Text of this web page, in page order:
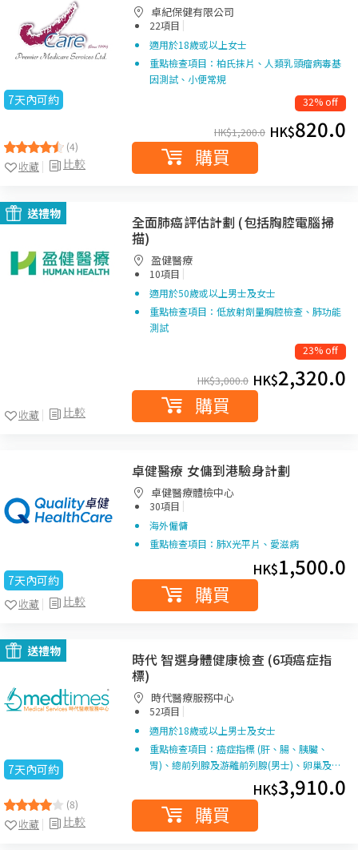
7天內可約
(4)
比較
收藏
卓紀保健有限公司
22項目 |
適用於18歲或以上女士
重點檢查項目：柏氏抹片、人類乳頭瘤病毒基
因測試、小便常規
32% off
HK$1,200.0 HK$820.0
購買
送禮物
比較
收藏
全面肺癌評估計劃 (包括胸腔電腦掃
描)
盈健醫療
10項目 |
適用於50歲或以上男士及女士
重點檢查項目：低放射劑量胸腔檢查、肺功能
測試
23% off
HK$3,000.0 HK$2,320.0
購買
7天內可約
比較
收藏
卓健醫療 女傭到港驗身計劃
卓健醫療體檢中心
30項目 |
海外僱傭
重點檢查項目：肺X光平片、愛滋病
HK$1,500.0
購買
送禮物
7天內可約
(8)
比較
收藏
時代 智選身體健康檢查 (6項癌症指
標)
時代醫療服務中心
52項目 |
適用於18歲或以上男士及女士
重點檢查項目：癌症指標 (肝、腸、胰臟、
胃)、總前列腺及游離前列腺(男士)、卵巢及…
HK$3,910.0
購買